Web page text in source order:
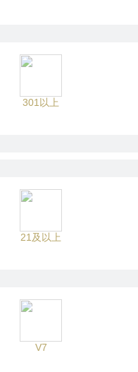
301以上
21及以上
V7